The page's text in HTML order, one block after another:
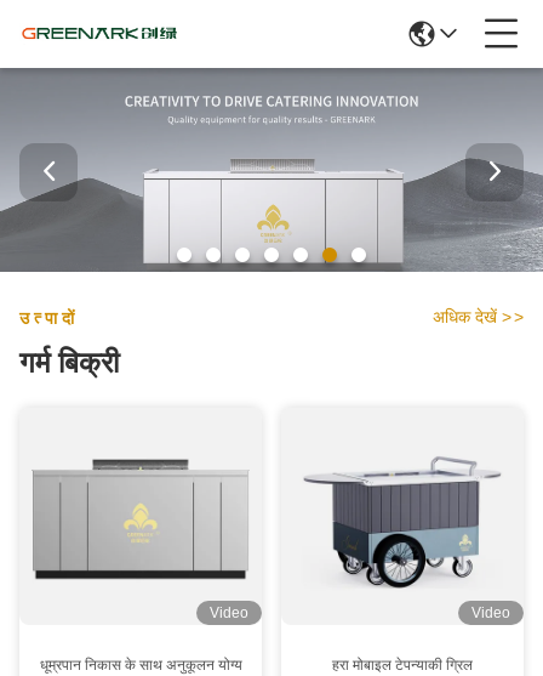
उत्पादों
गर्म बिक्री
अधिक देखें >>
Video
धूम्रपान निकास के साथ अनुकूलन योग्य
Video
हरा मोबाइल टेपन्याकी ग्रिल